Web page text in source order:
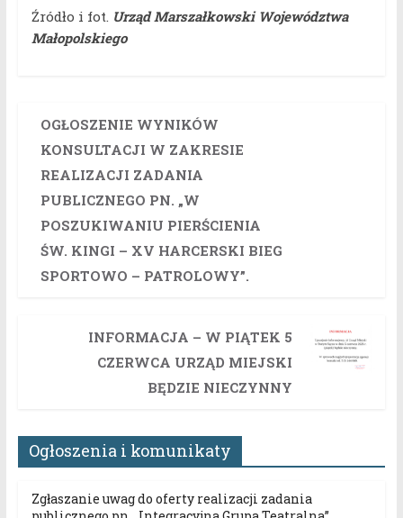
Źródło i fot.Urząd Marszałkowski Województwa
Małopolskiego
OGŁOSZENIE WYNIKÓW
KONSULTACJI W ZAKRESIE
REALIZACJI ZADANIA
PUBLICZNEGO PN. „W
POSZUKIWANIU PIERŚCIENIA
ŚW. KINGI – XV HARCERSKI BIEG
SPORTOWO – PATROLOWY”.
INFORMACJA – W PIĄTEK 5
CZERWCA URZĄD MIEJSKI
BĘDZIE NIECZYNNY
Ogłoszenia i komunikaty
Zgłaszanie uwag do oferty realizacji zadania